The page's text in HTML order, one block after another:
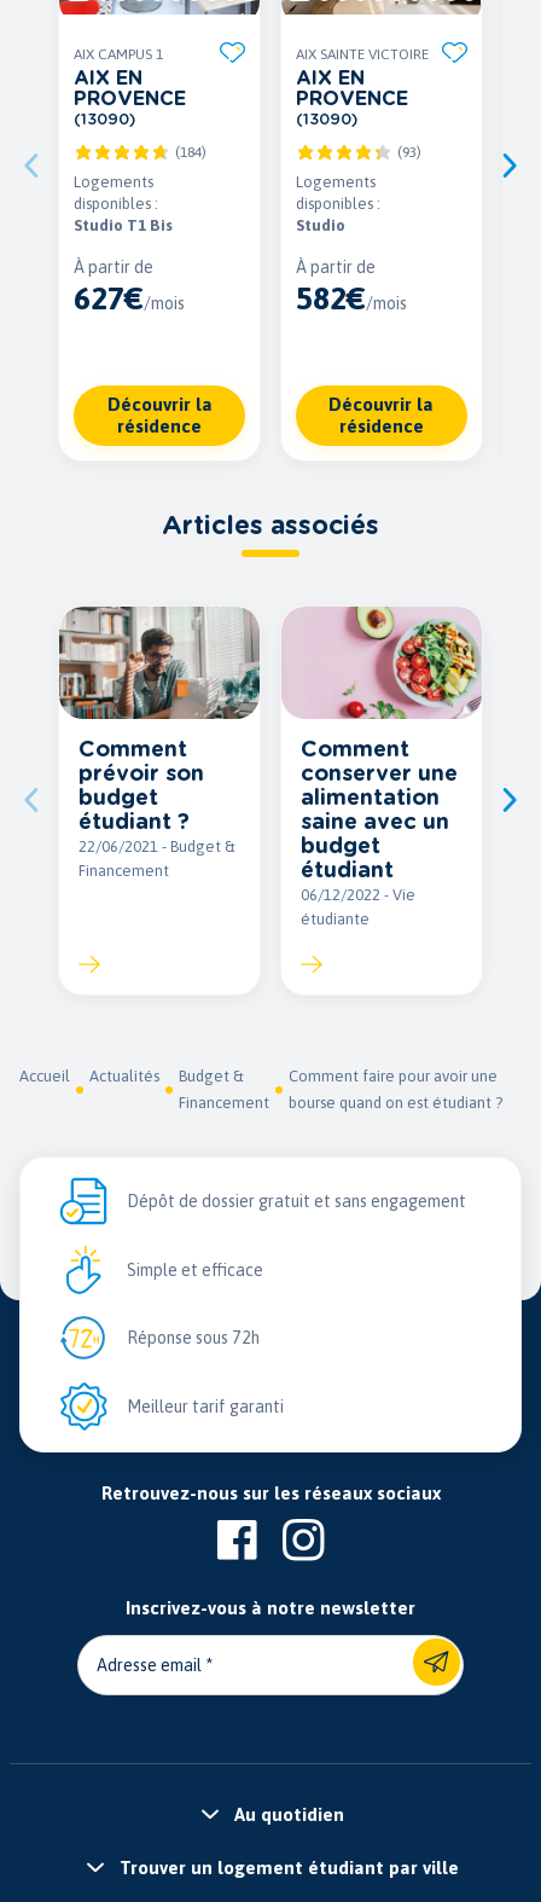
Accueil Actualités
Budget &
Financement
Comment faire pour avoir une
bourse quand on est étudiant ?
AIX CAMPUS 1
AIX EN
PROVENCE
(13090)
(184)
Logements
disponibles :
Studio T1 Bis
À partir de
627€/mois
Découvrir la
résidence
AIX SAINTE VICTOIRE
AIX EN
PROVENCE
(13090)
(93)
Logements
disponibles :
Studio
À partir de
582€/mois
Découvrir la
résidence
Articles associés
Comment
prévoir son
budget
étudiant ?
22/06/2021 - Budget &
Financement
Comment
conserver une
alimentation
saine avec un
budget
étudiant
06/12/2022 - Vie
étudiante
Dépôt de dossier gratuit et sans engagement
Simple et efficace
Réponse sous 72h
Meilleur tarif garanti
Retrouvez-nous sur les réseaux sociaux
Inscrivez-vous à notre newsletter
Adresse email
Au quotidien
Trouver un logement étudiant par ville